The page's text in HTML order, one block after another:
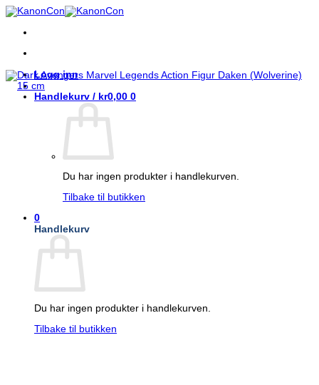
Skip
content
Logg inn
Handlekurv / kr0,00 0
Du har ingen produkter i handlekurven.
Tilbake til butikken
0
Handlekurv
Du har ingen produkter i handlekurven.
Tilbake til butikken